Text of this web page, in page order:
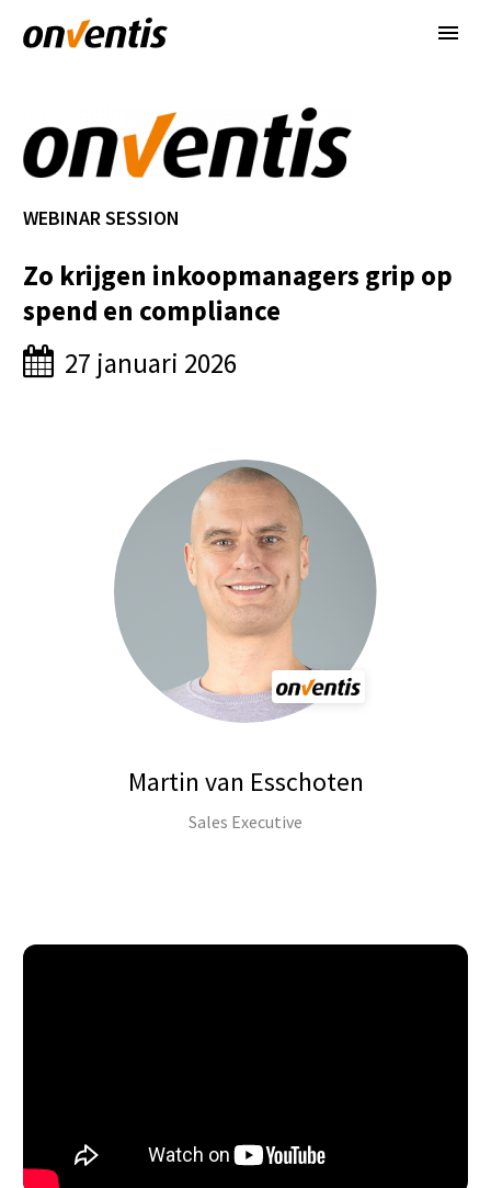
WEBINAR SESSION
Zo krijgen inkoopmanagers grip op
spend en compliance
27 januari 2026
Martin van Esschoten
Sales Executive